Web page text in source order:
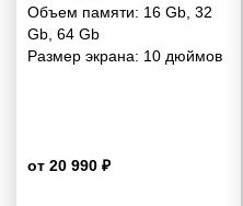
Объем памяти: 16 Gb 32
Gb 64 Gb
Размер экрана: 10 дюймов
от 20 990 ₽